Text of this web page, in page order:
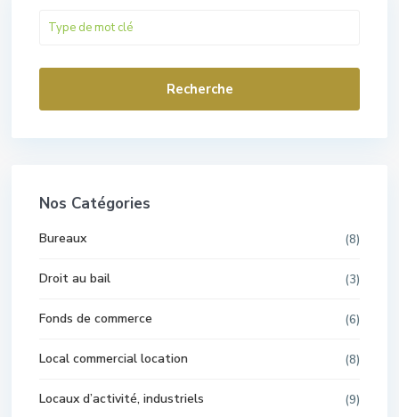
Recherche
Nos Catégories
Bureaux (8)
Droit au bail (3)
Fonds de commerce (6)
Local commercial location (8)
Locaux d’activité, industriels (9)